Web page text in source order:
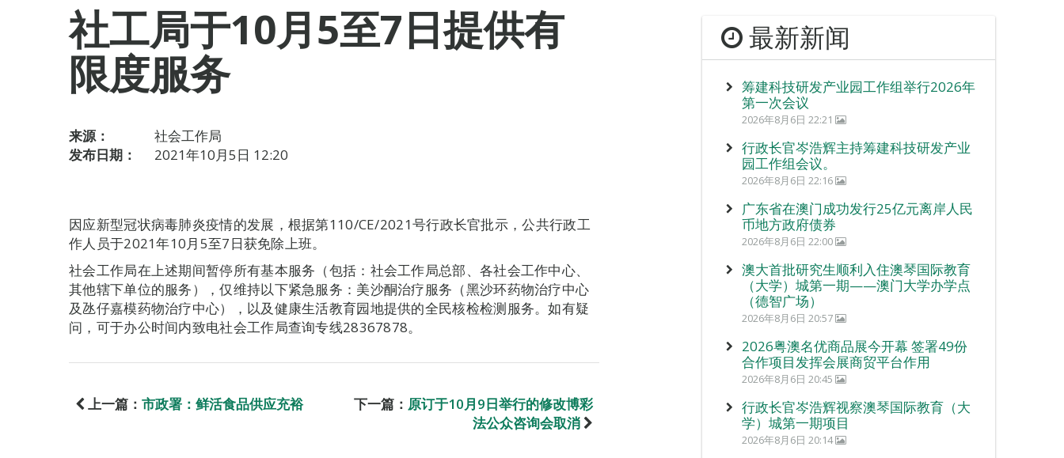
社工局于10月5至7日提供有
限度服务
来源：
社会工作局
发布日期：
2021年10月5日 12:20
因应新型冠状病毒肺炎疫情的发展，根据第110/CE/2021号行政长官批示，公共行政工
作人员于2021年10月5至7日获免除上班。
社会工作局在上述期间暂停所有基本服务（包括：社会工作局总部、各社会工作中心、
其他辖下单位的服务），仅维持以下紧急服务：美沙酮治疗服务（黑沙环药物治疗中心
及氹仔嘉模药物治疗中心），以及健康生活教育园地提供的全民核检检测服务。如有疑
问，可于办公时间内致电社会工作局查询专线28367878。
上一篇： 市政署：鲜活食品供应充裕 下一篇： 原订于10月9日举行的修改博彩
法公众咨询会取消
最新新闻
筹建科技研发产业园工作组举行2026年
第一次会议
2026年8月6日 22:21
行政长官岑浩辉主持筹建科技研发产业
园工作组会议。
2026年8月6日 22:16
广东省在澳门成功发行25亿元离岸人民
币地方政府债券
2026年8月6日 22:00
澳大首批研究生顺利入住澳琴国际教育
（大学）城第一期——澳门大学办学点
（德智广场）
2026年8月6日 20:57
2026粤澳名优商品展今开幕 签署49份
合作项目发挥会展商贸平台作用
2026年8月6日 20:45
行政长官岑浩辉视察澳琴国际教育（大
学）城第一期项目
2026年8月6日 20:14